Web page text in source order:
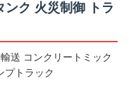
ンク 火災制御 トラ
送 コンクリートミック
プトラック